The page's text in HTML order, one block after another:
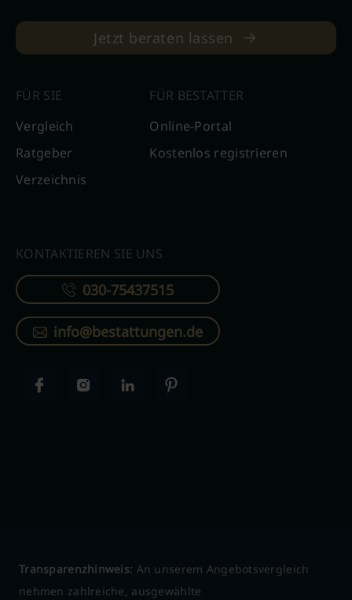
Jetzt beraten lassen
FÜR SIE
Vergleich
Ratgeber
Verzeichnis
FÜR BESTATTER
Online-Portal
Kostenlos registrieren
KONTAKTIEREN SIE UNS
030-75437515
info@bestattungen.de
Transparenzhinweis: An unserem Angebotsvergleich
nehmen zahlreiche, ausgewählte